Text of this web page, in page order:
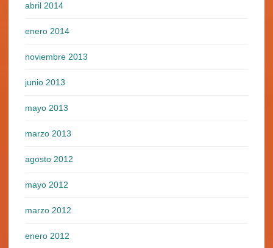
abril 2014
enero 2014
noviembre 2013
junio 2013
mayo 2013
marzo 2013
agosto 2012
mayo 2012
marzo 2012
enero 2012